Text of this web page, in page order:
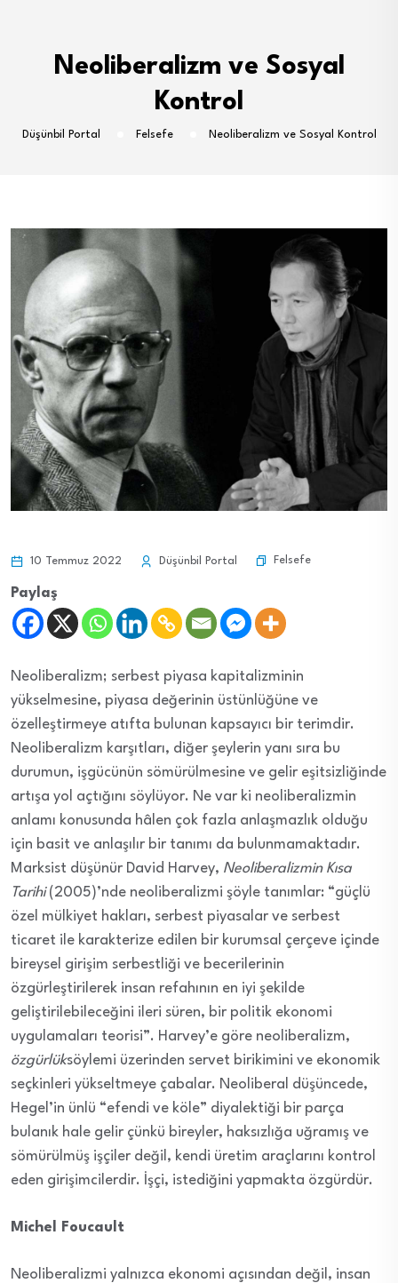
Neoliberalizm ve Sosyal
Kontrol
Düşünbil Portal Felsefe Neoliberalizm ve Sosyal Kontrol
10 Temmuz 2022 Düşünbil Portal Felsefe
Paylaş
Neoliberalizm; serbest piyasa kapitalizminin
yükselmesine, piyasa değerinin üstünlüğüne ve
özelleştirmeye atıfta bulunan kapsayıcı bir terimdir.
Neoliberalizm karşıtları, diğer şeylerin yanı sıra bu
durumun, işgücünün sömürülmesine ve gelir eşitsizliğinde
artışa yol açtığını söylüyor. Ne var ki neoliberalizmin
anlamı konusunda hâlen çok fazla anlaşmazlık olduğu
için basit ve anlaşılır bir tanımı da bulunmamaktadır.
Marksist düşünür David Harvey, Neoliberalizmin Kısa
Tarihi(2005)’nde neoliberalizmi şöyle tanımlar: “güçlü
özel mülkiyet hakları, serbest piyasalar ve serbest
ticaret ile karakterize edilen bir kurumsal çerçeve içinde
bireysel girişim serbestliği ve becerilerinin
özgürleştirilerek insan refahının en iyi şekilde
geliştirilebileceğini ileri süren, bir politik ekonomi
uygulamaları teorisi”. Harvey’e göre neoliberalizm,
özgürlüksöylemi üzerinden servet birikimini ve ekonomik
seçkinleri yükseltmeye çabalar. Neoliberal düşüncede,
Hegel’in ünlü “efendi ve köle” diyalektiği bir parça
bulanık hale gelir çünkü bireyler, haksızlığa uğramış ve
sömürülmüş işçiler değil, kendi üretim araçlarını kontrol
eden girişimcilerdir. İşçi, istediğini yapmakta özgürdür.
Michel Foucault
Neoliberalizmi yalnızca ekonomi açısından değil, insan